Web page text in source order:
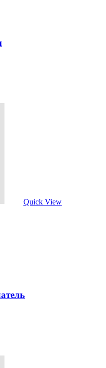
Quick View